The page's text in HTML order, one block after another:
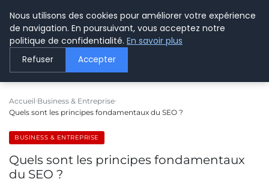
LE WEBMARKETING
Accueil Business & Entreprise
Quels sont les principes fondamentaux du SEO ?
BUSINESS & ENTREPRISE
Quels sont les principes fondamentaux
du SEO ?
Nous utilisons des cookies pour améliorer votre expérience
de navigation. En poursuivant, vous acceptez notre
politique de confidentialité. En savoir plus
Refuser Accepter